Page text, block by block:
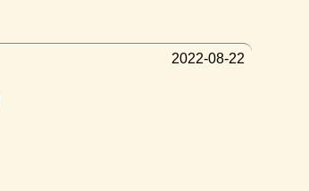
2022-08-22